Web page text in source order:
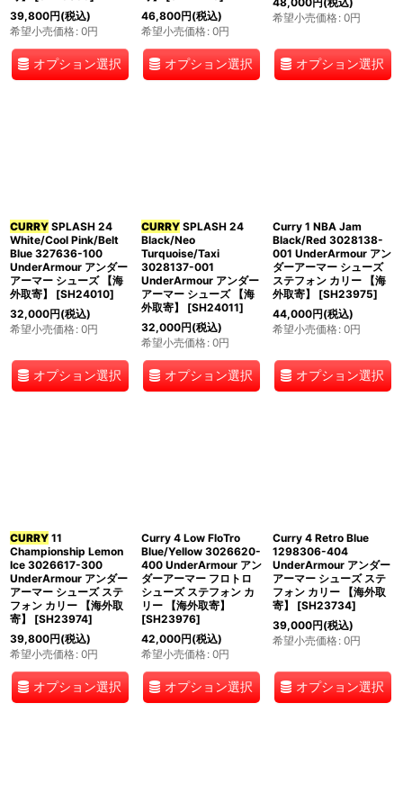
39,800円(税込)
希望小売価格: 0円
オプション選択
46,800円(税込)
希望小売価格: 0円
オプション選択
希望小売価格: 0円
オプション選択
CURRY SPLASH 24
White/Cool Pink/Belt
Blue 327636-100
UnderArmour アンダー
アーマー シューズ 【海
外取寄】
[SH24010]
32,000円(税込)
希望小売価格: 0円
オプション選択
CURRYSPLASH 24
Black/Neo
Turquoise/Taxi
3028137-001
UnderArmour アンダー
アーマー シューズ 【海
外取寄】
[SH24011]
32,000円(税込)
希望小売価格: 0円
オプション選択
Curry 1 NBA Jam
Black/Red 3028138-
001 UnderArmour アン
ダーアーマー シューズ
ステフォン カリー 【海
外取寄】
[SH23975]
44,000円(税込)
希望小売価格: 0円
オプション選択
CURRY 11
Championship Lemon
Ice 3026617-300
UnderArmour アンダー
アーマー シューズ ステ
フォン カリー 【海外取
寄】
[SH23974]
39,800円(税込)
希望小売価格: 0円
オプション選択
Curry 4 Low FloTro
Blue/Yellow 3026620-
400 UnderArmour アン
ダーアーマー フロトロ
シューズ ステフォン カ
リー 【海外取寄】
[SH23976]
42,000円(税込)
希望小売価格: 0円
オプション選択
Curry 4 Retro Blue
1298306-404
UnderArmour アンダー
アーマー シューズ ステ
フォン カリー 【海外取
寄】
[SH23734]
39,000円(税込)
希望小売価格: 0円
オプション選択